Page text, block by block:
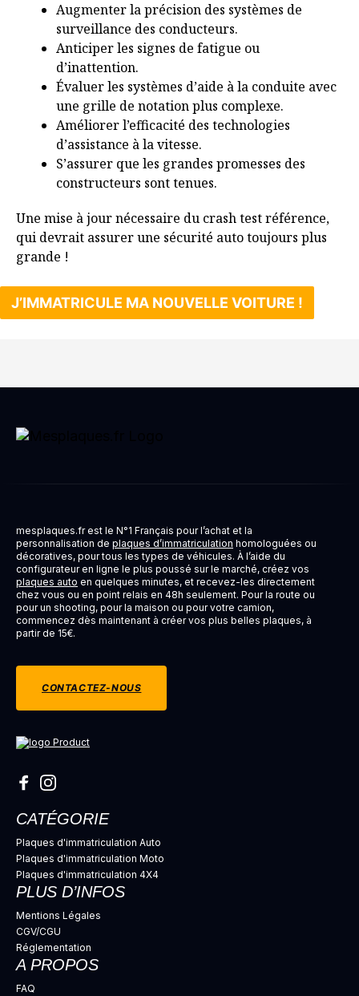
Augmenter la précision des systèmes de
surveillance des conducteurs.
Anticiper les signes de fatigue ou
d’inattention.
Évaluer les systèmes d’aide à la conduite avec
une grille de notation plus complexe.
Améliorer l’efficacité des technologies
d’assistance à la vitesse.
S’assurer que les grandes promesses des
constructeurs sont tenues.
Une mise à jour nécessaire du crash test référence,
qui devrait assurer une sécurité auto toujours plus
grande !
J’IMMATRICULE MA NOUVELLE VOITURE !
mesplaques.fr est le N°1 Français pour l’achat et la
personnalisation de plaques d’immatriculation homologuées ou
décoratives, pour tous les types de véhicules. À l’aide du
configurateur en ligne le plus poussé sur le marché, créez vos
plaques auto en quelques minutes, et recevez-les directement
chez vous ou en point relais en 48h seulement. Pour la route ou
pour un shooting, pour la maison ou pour votre camion,
commencez dès maintenant à créer vos plus belles plaques, à
partir de 15€.
CONTACTEZ-NOUS
CATÉGORIE
Plaques d'immatriculation Auto
Plaques d'immatriculation Moto
Plaques d'immatriculation 4X4
PLUS D’INFOS
Mentions Légales
CGV/CGU
Réglementation
A PROPOS
FAQ